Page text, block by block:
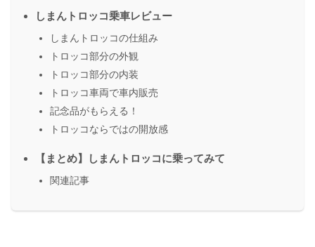
しまんトロッコ乗車レビュー
しまんトロッコの仕組み
トロッコ部分の外観
トロッコ部分の内装
トロッコ車両で車内販売
記念品がもらえる！
トロッコならではの開放感
【まとめ】しまんトロッコに乗ってみて
関連記事